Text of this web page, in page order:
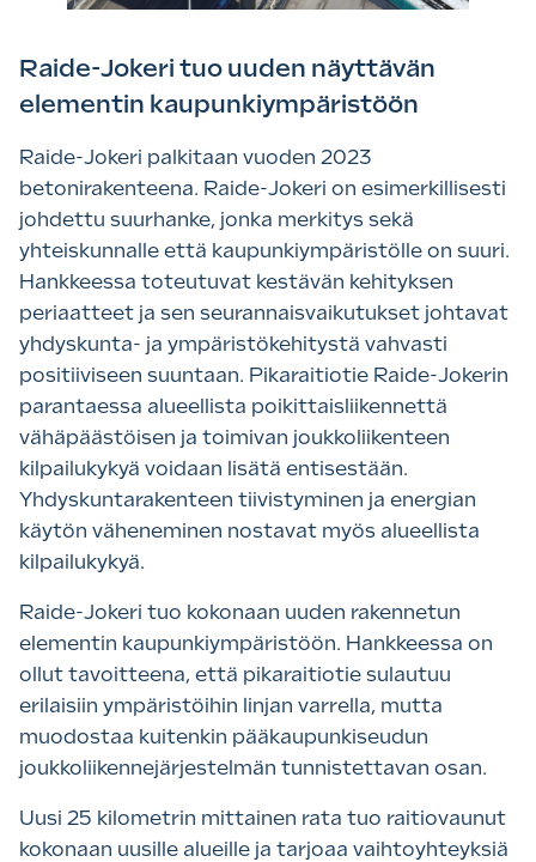
Raide-Jokeri tuo uuden näyttävän
elementin kaupunkiympäristöön
Raide-Jokeri palkitaan vuoden 2023
betonirakenteena. Raide-Jokeri on esimerkillisesti
johdettu suurhanke, jonka merkitys sekä
yhteiskunnalle että kaupunkiympäristölle on suuri.
Hankkeessa toteutuvat kestävän kehityksen
periaatteet ja sen seurannaisvaikutukset johtavat
yhdyskunta- ja ympäristökehitystä vahvasti
positiiviseen suuntaan. Pikaraitiotie Raide-Jokerin
parantaessa alueellista poikittaisliikennettä
vähäpäästöisen ja toimivan joukkoliikenteen
kilpailukykyä voidaan lisätä entisestään.
Yhdyskuntarakenteen tiivistyminen ja energian
käytön väheneminen nostavat myös alueellista
kilpailukykyä.
Raide-Jokeri tuo kokonaan uuden rakennetun
elementin kaupunkiympäristöön. Hankkeessa on
ollut tavoitteena, että pikaraitiotie sulautuu
erilaisiin ympäristöihin linjan varrella, mutta
muodostaa kuitenkin pääkaupunkiseudun
joukkoliikennejärjestelmän tunnistettavan osan.
Uusi 25 kilometrin mittainen rata tuo raitiovaunut
kokonaan uusille alueille ja tarjoaa vaihtoyhteyksiä